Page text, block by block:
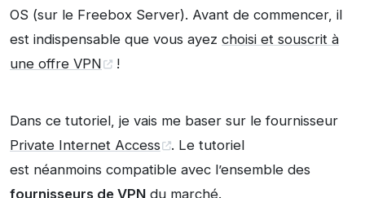
OS (sur le Freebox Server). Avant de commencer, il
est indispensable que vous ayez choisi et souscrit à
une offre VPN
!
Dans ce tutoriel, je vais me baser sur le fournisseur
Private Internet Access
. Le tutoriel
est néanmoins compatible avec l’ensemble des
fournisseurs de VPN du marché.